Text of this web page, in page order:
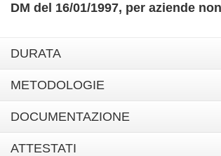
DM del 16/01/1997, per aziende
DURATA
METODOLOGIE
DOCUMENTAZIONE
ATTESTATI